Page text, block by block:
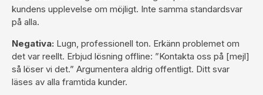
kundens upplevelse om möjligt. Inte samma standardsvar
på alla.
Negativa: Lugn, professionell ton. Erkänn problemet om
det var reellt. Erbjud lösning offline: ”Kontakta oss på [mejl]
så löser vi det.” Argumentera aldrig offentligt. Ditt svar
läses av alla framtida kunder.